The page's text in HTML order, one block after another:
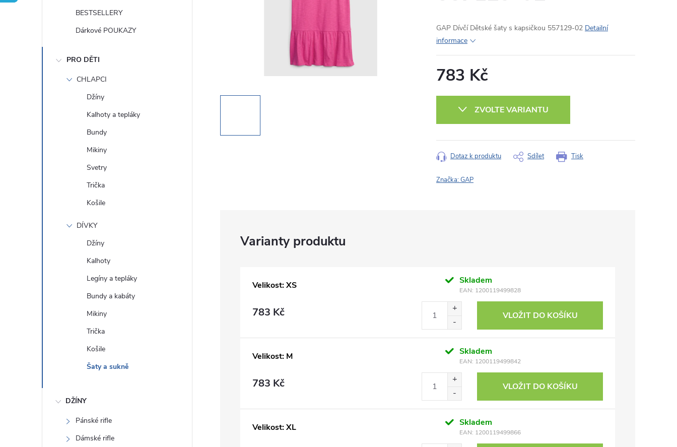
BESTSELLERY
Dárkové POUKAZY
PRO DĚTI
CHLAPCI
Džíny
Kalhoty a tepláky
Bundy
Mikiny
Svetry
Trička
Košile
DÍVKY
Džíny
Kalhoty
Legíny a tepláky
Bundy a kabáty
Mikiny
Trička
Košile
Šaty a sukně
DŽÍNY
Pánské rifle
Dámské rifle
GAP Dívčí Dětské šaty s kapsičkou 557129-02 Detailní
informace
783 Kč
ZVOLTE VARIANTU
Tisk
Dotaz k produktu Sdílet
Značka:GAP
Velikost: XS Skladem
EAN: 1200119499828
783 Kč VLOŽIT DO KOŠÍKU
Velikost: M Skladem
EAN: 1200119499842
783 Kč VLOŽIT DO KOŠÍKU
Velikost: XL Skladem
EAN: 1200119499866